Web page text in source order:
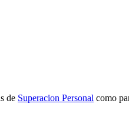
de Superacion Personal como